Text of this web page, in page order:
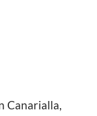
Canarialla,